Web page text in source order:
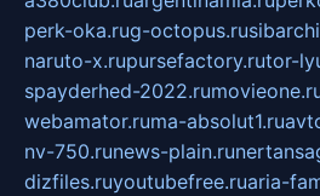
perk-oka.rug-octopus.ru
naruto-x.rupursefactory.rutor-
spayderhed-2022.ru
webamator.ruma-absolut1.ru
nv-750.runews-plain.ru
dizfiles.ruyoutubefree.ruaria-